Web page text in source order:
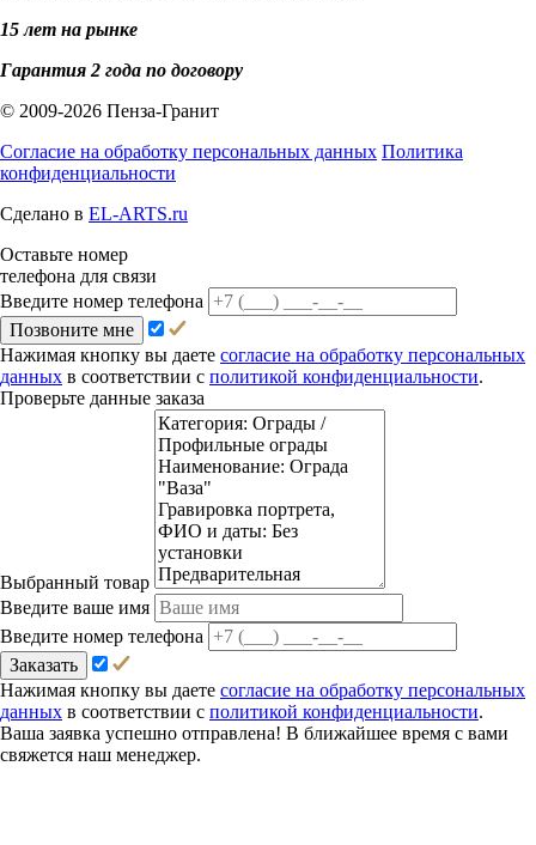
15 лет на рынке
Гарантия 2 года по договору
© 2009-2026 Пенза-Гранит
Согласие на обработку персональных данных Политика
конфиденциальности
Сделано в EL-ARTS.ru
Оставьте номер
телефона для связи
Введите номер телефона
Позвоните мне
Нажимая кнопку вы даете согласие на обработку персональных
данных в соответствии с политикой конфиденциальности.
Проверьте данные заказа
Выбранный товар
Введите ваше имя
Введите номер телефона
Заказать
Нажимая кнопку вы даете согласие на обработку персональных
данных в соответствии с политикой конфиденциальности.
Ваша заявка успешно отправлена! В ближайшее время с вами
свяжется наш менеджер.